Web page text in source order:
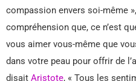
compassion envers soi-même
compréhension que, ce n’est
vous aimer vous-même que
dans votre peau pour offrir de
disait Aristote, « Tous les